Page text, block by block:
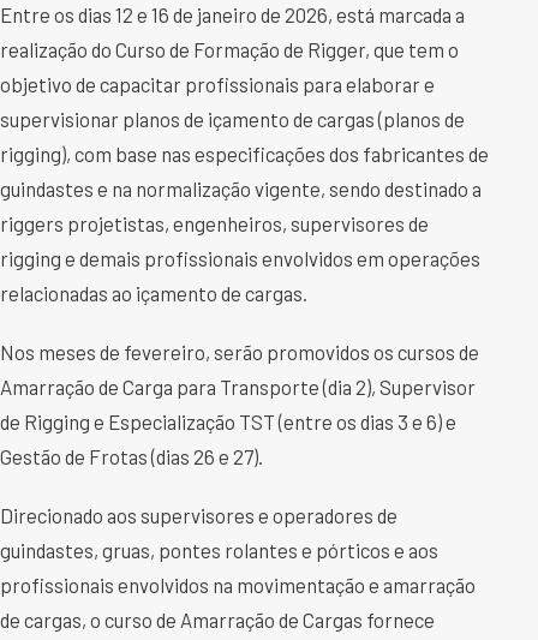
Entre os dias 12 e 16 de janeiro de 2026, está marcada a
realização do Curso de Formação de Rigger, que tem o
objetivo de capacitar profissionais para elaborar e
supervisionar planos de içamento de cargas (planos de
rigging), com base nas especificações dos fabricantes de
guindastes e na normalização vigente, sendo destinado a
riggers projetistas, engenheiros, supervisores de
rigging e demais profissionais envolvidos em operações
relacionadas ao içamento de cargas.
Nos meses de fevereiro, serão promovidos os cursos de
Amarração de Carga para Transporte (dia 2), Supervisor
de Rigging e Especialização TST (entre os dias 3 e 6) e
Gestão de Frotas (dias 26 e 27).
Direcionado aos supervisores e operadores de
guindastes, gruas, pontes rolantes e pórticos e aos
profissionais envolvidos na movimentação e amarração
de cargas, o curso de Amarração de Cargas fornece